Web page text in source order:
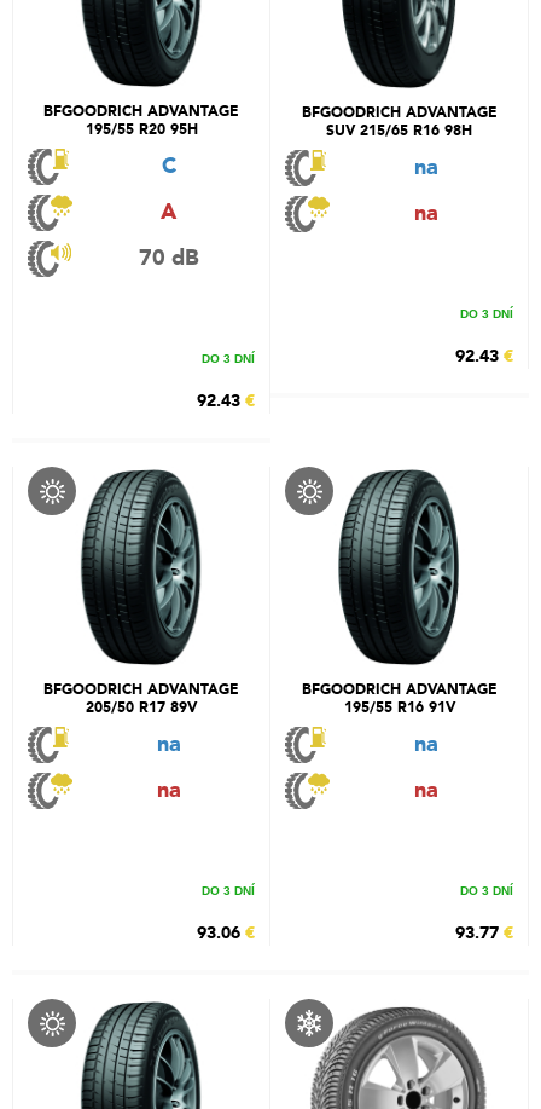
BFGOODRICH ADVANTAGE
195/55 R20 95H
C
A
70 dB
DO 3 DNÍ
92.43 €
BFGOODRICH ADVANTAGE
SUV 215/65 R16 98H
na
na
DO 3 DNÍ
92.43 €
BFGOODRICH ADVANTAGE
205/50 R17 89V
na
na
DO 3 DNÍ
93.06 €
BFGOODRICH ADVANTAGE
195/55 R16 91V
na
na
DO 3 DNÍ
93.77 €